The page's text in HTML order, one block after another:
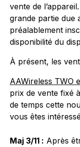
vente de
grande partie due
préalablement
disponibilité du
À présent, les
AAWireless TWO
prix de vente fixé
de temps cette
vous êtes
Maj 3/11 : Après